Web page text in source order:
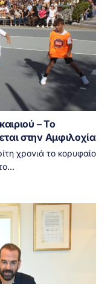
– Το
στην Αμφιλοχία
χρονιά το κορυφαίο